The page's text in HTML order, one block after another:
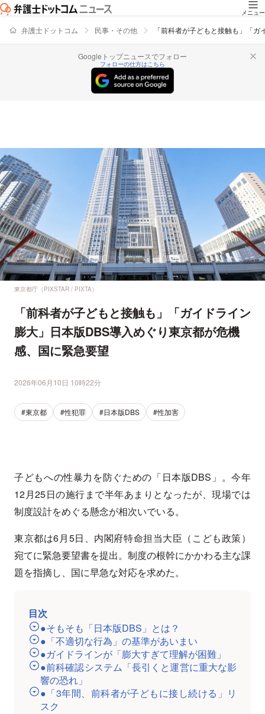
メニュー
弁護士ドットコム 民事・その他 「前科者が子どもと接触も」「
Googleトップニュースでフォロー
フォローの仕方はこちら
東京都庁（PIXSTAR / PIXTA）
「前科者が子どもと接触も」「ガイドライン
膨大」日本版DBS導入めぐり東京都が危機
感、国に緊急要望
2026年06月10日 10時22分
#東京都 #性犯罪 #日本版DBS #性加害
子どもへの性暴力を防ぐための「日本版DBS」。今年
12月25日の施行まで半年あまりとなったが、現場では
制度設計をめぐる懸念が相次いでいる。
東京都は6月5日、内閣府特命担当大臣（こども政策）
宛てに緊急要望書を提出。制度の根幹にかかわる主な課
題を指摘し、国に早急な対応を求めた。
目次
●そもそも「日本版DBS」とは？
●「不適切な行為」の基準があいまい
●ガイドラインが「膨大すぎて理解が困難」
●前科確認システム「長引くと運営に重大な影
響の恐れ」
●「3年間、前科者が子どもに接し続ける」リ
スク